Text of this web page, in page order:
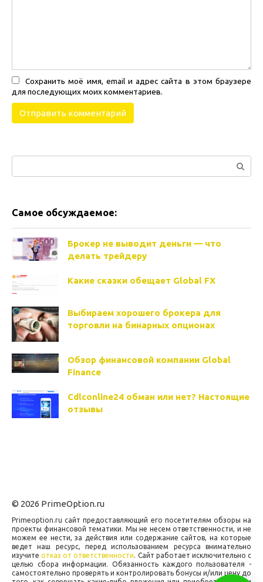
Сохранить моё имя, email и адрес сайта в этом браузере
для последующих моих комментариев.
Самое обсуждаемое:
Брокер не выводит деньги — что
делать трейдеру
Какие сказки обещает Global FX
Выбираем хорошего брокера для
торговли на бинарных опционах
Обзор финансовой компании Global
Finance
Cdlconline24 обман или нет? Настоящие
отзывы
© 2026 PrimeOption.ru
Primeoption.ru сайт предоставляющий его посетителям обзоры на
проекты финансовой тематики. Мы не несем ответственности, и не
можем ее нести, за действия или содержание сайтов, на которые
ведет наш ресурс, перед использованием ресурса внимательно
изучитеотказ от ответственности. Сайт работает исключительно с
целью сбора информации. Обязанность каждого пользователя -
самостоятельно проверять и контролировать бонусы и/или цену до